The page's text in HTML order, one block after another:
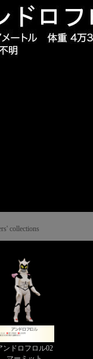
collections
ンドロフロル02